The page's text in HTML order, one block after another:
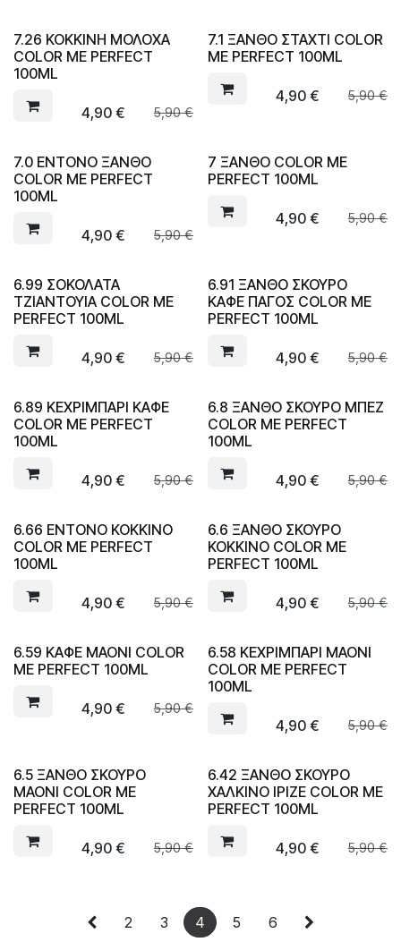
7.26 ΚΟΚΚΙΝΗ ΜΟΛΟΧΑ
COLOR ME PERFECT
100ML
4,90€ 5,90€
7.1 ΞΑΝΘΟ ΣΤΑΧΤΙ COLOR
ME PERFECT 100ML
4,90€ 5,90€
7.0 ΕΝΤΟΝΟ ΞΑΝΘΟ
COLOR ME PERFECT
100ML
4,90€ 5,90€
7 ΞΑΝΘΟ COLOR ME
PERFECT 100ML
4,90€ 5,90€
6.99 ΣΟΚΟΛΑΤΑ
ΤΖΙΑΝΤΟΥΙΑ COLOR ME
PERFECT 100ML
4,90€ 5,90€
6.91 ΞΑΝΘΟ ΣΚΟΥΡΟ
ΚΑΦΕ ΠΑΓΟΣ COLOR ME
PERFECT 100ML
4,90€ 5,90€
6.89 ΚΕΧΡΙΜΠΑΡΙ ΚΑΦΕ
COLOR ME PERFECT
100ML
4,90€ 5,90€
6.8 ΞΑΝΘΟ ΣΚΟΥΡΟ ΜΠΕΖ
COLOR ME PERFECT
100ML
4,90€ 5,90€
6.66 ΕΝΤΟΝΟ ΚΟΚΚΙΝΟ
COLOR ME PERFECT
100ML
4,90€ 5,90€
6.6 ΞΑΝΘΟ ΣΚΟΥΡΟ
ΚΟΚΚΙΝΟ COLOR ME
PERFECT 100ML
4,90€ 5,90€
6.59 ΚΑΦΕ ΜΑΟΝΙ COLOR
ME PERFECT 100ML
4,90€ 5,90€
6.58 ΚΕΧΡΙΜΠΑΡΙ ΜΑΟΝΙ
COLOR ME PERFECT
100ML
4,90€ 5,90€
6.5 ΞΑΝΘΟ ΣΚΟΥΡΟ
ΜΑΟΝΙ COLOR ME
PERFECT 100ML
4,90€ 5,90€
6.42 ΞΑΝΘΟ ΣΚΟΥΡΟ
ΧΑΛΚΙΝΟ ΙΡΙΖΕ COLOR ME
PERFECT 100ML
4,90€ 5,90€
2 3 4 5 6